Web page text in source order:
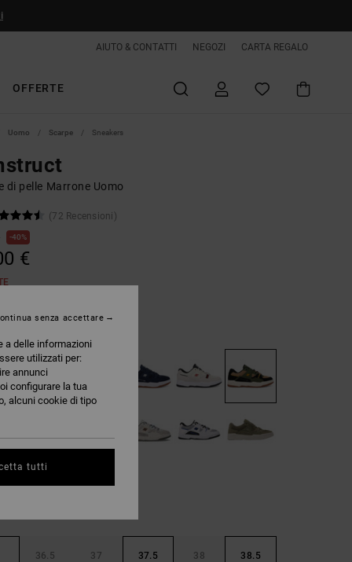
AIUTO & CONTATTI NEGOZI CARTA REGALO
OFFERTE
Uomo Scarpe Sneakers
di pelle Marrone Uomo
(72 Recensioni)
40%
€
36.5 37 37.5 38 38.5
a delle informazioni
utilizzati per:
annunci
configurare la tua
alcuni cookie di tipo
senza accettare
tutti